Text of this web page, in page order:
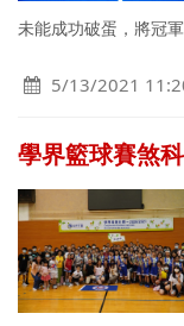
未能成功破蛋，將冠軍
5/13/2021
學界籃球賽煞